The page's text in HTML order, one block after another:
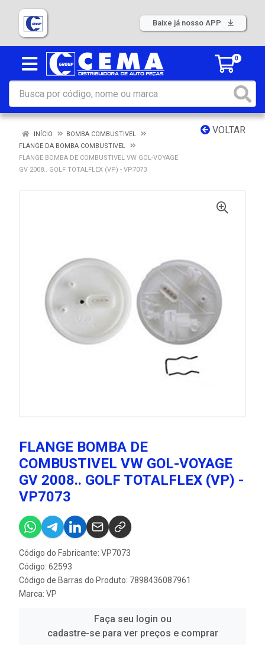
Baixe já nosso APP
0
VOLTAR
INÍCIO
BOMBA COMBUSTIVEL
FLANGE DA BOMBA COMBUSTIVEL
FLANGE BOMBA DE COMBUSTIVEL VW GOL-VOYAGE
GV 2008.. GOLF TOTALFLEX (VP) - VP7073
FLANGE BOMBA DE
COMBUSTIVEL VW GOL-VOYAGE
GV 2008.. GOLF TOTALFLEX (VP) -
VP7073
Código do Fabricante: VP7073
Código: 62593
Código de Barras do Produto: 7898436087961
Marca: VP
Faça seu login ou
cadastre-se para ver preços e comprar